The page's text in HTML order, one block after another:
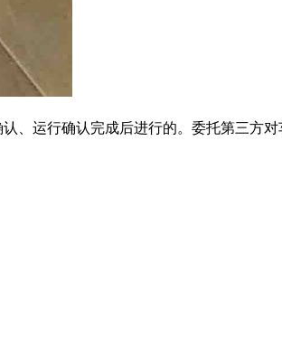
运行确认完成后进行的。委托第三方